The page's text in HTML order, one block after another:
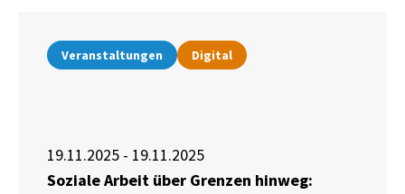
Veranstaltungen Digital
19.11.2025 - 19.11.2025
Soziale Arbeit über Grenzen hinweg: